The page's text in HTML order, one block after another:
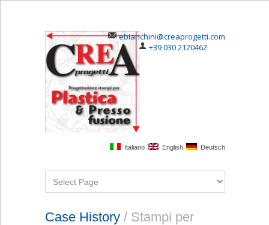
ebianchini@creaprogetti.com
+39 030 2120462
Italiano English Deutsch
Case History / Stampi per